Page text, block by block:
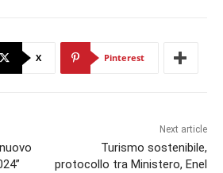
X Pinterest
Next article
Turismo sostenibile,
protocollo tra Ministero, Enel